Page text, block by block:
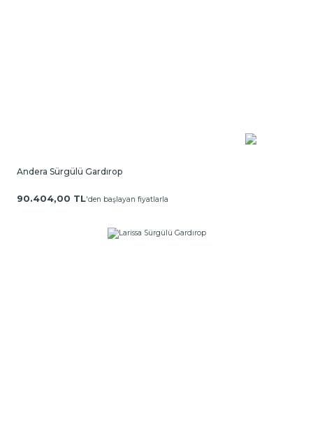
Andera Sürgülü Gardırop
90.404,00 TL'den başlayan fiyatlarla